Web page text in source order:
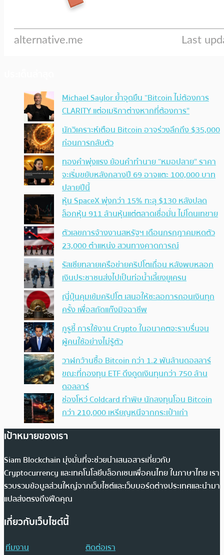
Michael Saylor ย้ำจุดยืน “Bitcoin ไม่ต้องการ
CLARITY แต่อเมริกาต่างหากที่ต้องการ”
นักวิเคราะห์เตือน Bitcoin อาจร่วงลึกถึง $35,000
ก่อนการกลับตัว
ทองคำพุ่งแรง ย้อนคำทำนาย “หมอปลาย” ราคา
จะเริ่มขยับหลังกลางปี 69 อาจแตะ 100,000 บาท
ปลายปีนี้
หุ้น SpaceX พุ่งกว่า 15% ทะลุ $130 หลังปลด
ล็อกหุ้น 911 ล้านหุ้นแต่ตลาดเชื่อมั่น ไม่โดนเทขาย
ตัวเลขการจ้างงานสหรัฐฯ เดือนกรกฎาคมหดตัว
23,000 ตำแหน่ง สวนทางคาดการณ์
รัสเซียทลายเครือข่ายคริปโตเถื่อน หลังพบหลอก
เงินประชาชนส่งไปเป็นท่อน้ำเลี้ยงยูเครน
ญี่ปุ่นคุมเข้มคริปโต เสนอให้ชะลอการถอนเงินทุก
ครั้ง เพื่อสกัดแก๊งมิจฉาชีพ
กูรูชี้ การใช้งาน Crypto ในอนาคตจะราบรื่นจน
ผู้คนใช้อย่างไม่รู้ตัว
วาฬกว้านซื้อ Bitcoin กว่า 1.2 พันล้านดอลลาร์
ขณะที่กองทุน ETF ดึงดูดเงินทุนกว่า 750 ล้าน
ดอลลาร์
ช่องโหว่ Coldcard ทำพิษ นักลงทุนโอน Bitcoin
กว่า 210,000 เหรียญหนีจากกระเป๋าเก่า
เป้าหมายของเรา
Siam Blockchain มุ่งมั่นที่จะช่วยนำเสนอสารเกี่ยวกับ
Cryptocurrency และเทคโนโลยีบล็อกเชนเพื่อคนไทย ในภาษาไทย เรา
รวบรวมข้อมูลส่วนใหญ่จากเว็บไซต์และเว็บบอร์ดต่างประเทศและนำมา
แปลส่งตรงถึงฟีดคุณ
เกี่ยวกับเว็บไซต์นี้
ทีมงาน
ติดต่อเรา